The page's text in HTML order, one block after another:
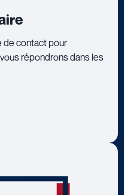
de contact pour
répondrons dans les